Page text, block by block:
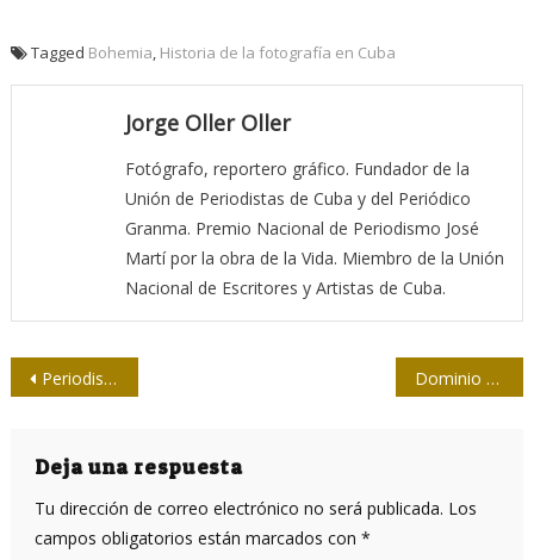
Tagged Bohemia, Historia de la fotografía en Cuba
Jorge Oller Oller
Fotógrafo, reportero gráfico. Fundador de la
Unión de Periodistas de Cuba y del Periódico
Granma. Premio Nacional de Periodismo José
Martí por la obra de la Vida. Miembro de la Unión
Nacional de Escritores y Artistas de Cuba.
Navegación
entradas
Periodistas ante el dolor Dominio Cuba consigue significativo impacto en las redes
Deja una respuesta
Tu dirección de correo electrónico no será publicada. Los
campos obligatorios están marcados con *